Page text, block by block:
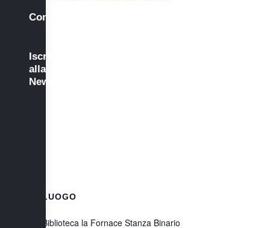
Contatti
Iscriviti
alla
Newsletter
LUOGO
Biblioteca la Fornace Stanza Binario